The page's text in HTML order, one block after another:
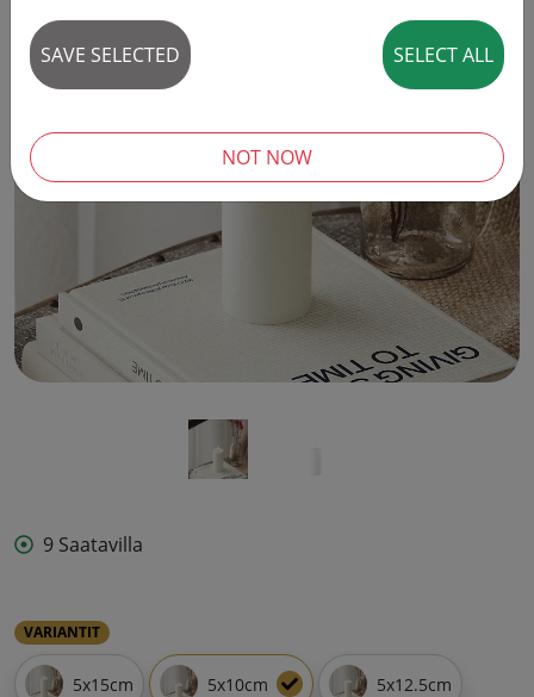
9 Saatavilla
VARIANTIT
5x15cm 5x10cm 5x12.5cm
SAVE SELECTED SELECT ALL
NOT NOW